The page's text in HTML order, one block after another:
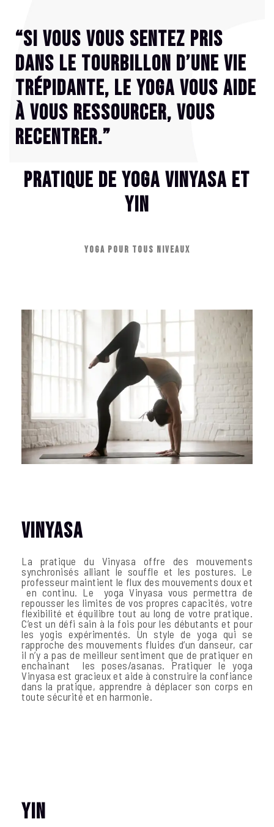
“Si vous vous sentez pris
dans le tourbillon d’une vie
trépidante, le yoga vous aide
à vous ressourcer, vous
recentrer.”
Pratique de yoga Vinyasa et
Yin
Yoga pour tous niveaux
Vinyasa
La pratique du Vinyasa offre des mouvements
synchronisés alliant le souffle et les postures. Le
professeur maintient le flux des mouvements doux et
en continu. Le yoga Vinyasa vous permettra de
repousser les limites de vos propres capacités, votre
flexibilité et équilibre tout au long de votre pratique.
C’est un défi sain à la fois pour les débutants et pour
les yogis expérimentés. Un style de yoga qui se
rapproche des mouvements fluides d’un danseur, car
il n’y a pas de meilleur sentiment que de pratiquer en
enchainant les poses/asanas. Pratiquer le yoga
Vinyasa est gracieux et aide à construire la confiance
dans la pratique, apprendre à déplacer son corps en
toute sécurité et en harmonie.
Yin